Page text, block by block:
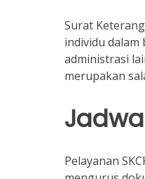
Surat
individu
administrasi
merupakan
Pelayanan